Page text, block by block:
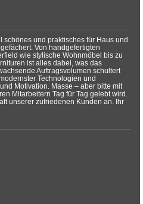
schönes und praktisches für Haus und
Von handgefertigten
wie stylische Wohnmöbel bis zu
ist alles dabei, was das
Auftragsvolumen schultert
Technologien und
Motivation. Masse – aber bitte mit
Mitarbeitern Tag für Tag gelebt wird.
unserer zufriedenen Kunden an. Ihr